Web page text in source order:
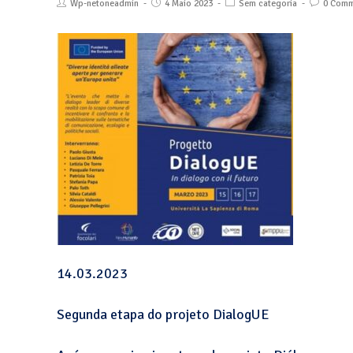
Wp-netoneadmin 4 Maio 2023 Sem categoria 0
14.03.2023
Segunda etapa do projeto DialogUE